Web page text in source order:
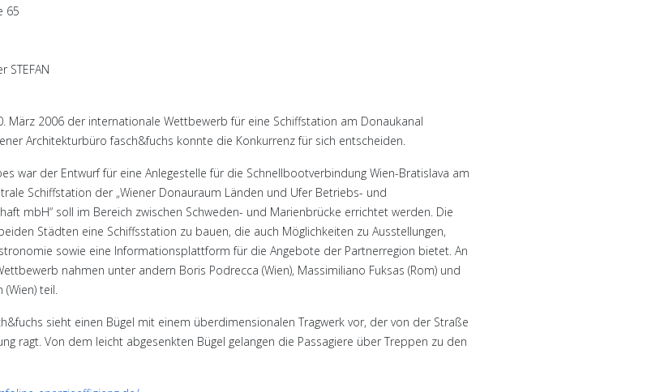
65
STEFAN
März 2006 der internationale Wettbewerb für eine Schiffstation am Donaukanal
Architekturbüro fasch&fuchs konnte die Konkurrenz für sich entscheiden.
war der Entwurf für eine Anlegestelle für die Schnellbootverbindung Wien-Bratislava am
Schiffstation der „Wiener Donauraum Länden und Ufer Betriebs- und
mbH“ soll im Bereich zwischen Schweden- und Marienbrücke errichtet werden. Die
Städten eine Schiffsstation zu bauen, die auch Möglichkeiten zu Ausstellungen,
sowie eine Informationsplattform für die Angebote der Partnerregion bietet. An
nahmen unter andern Boris Podrecca (Wien), Massimiliano Fuksas (Rom) und
teil.
sieht einen Bügel mit einem überdimensionalen Tragwerk vor, der von der Straße
ragt. Von dem leicht abgesenkten Bügel gelangen die Passagiere über Treppen zu den